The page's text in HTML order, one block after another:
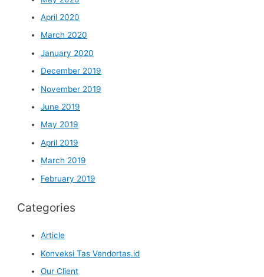
April 2020
March 2020
January 2020
December 2019
November 2019
June 2019
May 2019
April 2019
March 2019
February 2019
Categories
Article
Konveksi Tas Vendortas.id
Our Client